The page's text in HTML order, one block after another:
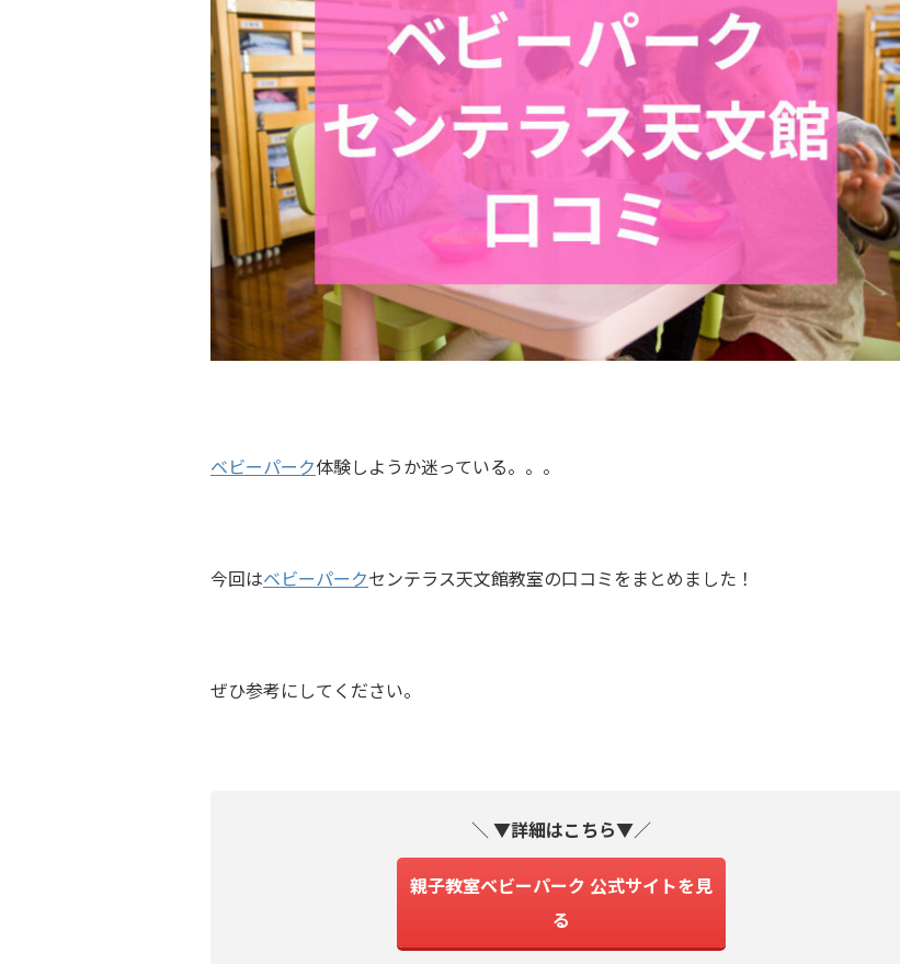
ベビーパーク体験しようか迷っている。。。
今回はベビーパークセンテラス天文館教室の口コミをまとめました！
ぜひ参考にしてください。
＼ ▼詳細はこちら▼／
親子教室ベビーパーク 公式サイトを見
る